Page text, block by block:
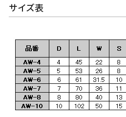
サイズ表